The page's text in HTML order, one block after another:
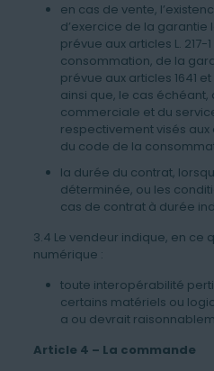
en cas de vente,
d’exercice de la
prévue aux articles L.
consommation, de la
prévue aux articles 1641
ainsi que, le cas
commerciale et du
respectivement visés aux
du code de la
la durée du contrat,
déterminée, ou les
cas de contrat à durée
3.4 Le vendeur indique, en ce
numérique :
toute interopérabilité
certains matériels ou
a ou devrait
Article 4 – La commande